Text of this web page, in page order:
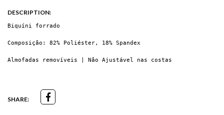
DESCRIPTION:
Biquíni forrado
Composição: 82% Poliéster, 18% Spandex
Almofadas removíveis | Não Ajustável nas costas
SHARE: